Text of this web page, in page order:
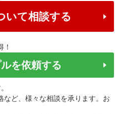
いて相談する
を依頼する
など、様々な相談を承ります。お